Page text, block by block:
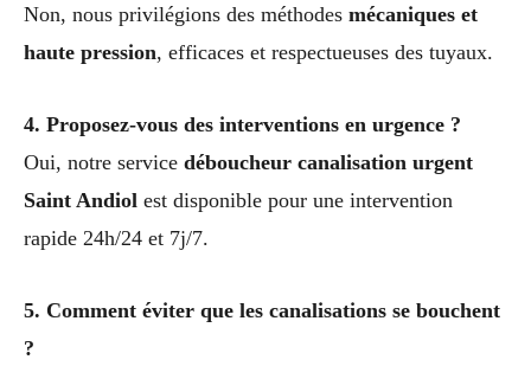
Non, nous privilégions des méthodes mécaniques et
haute pression, efficaces et respectueuses des tuyaux.
4. Proposez-vous des interventions en urgence ?
Oui, notre service déboucheur canalisation urgent
Saint Andiol est disponible pour une intervention
rapide 24h/24 et 7j/7.
5. Comment éviter que les canalisations se bouchent
?